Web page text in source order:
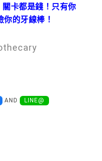
卡都是錢！只有你
的牙線棒！
AND LINE@